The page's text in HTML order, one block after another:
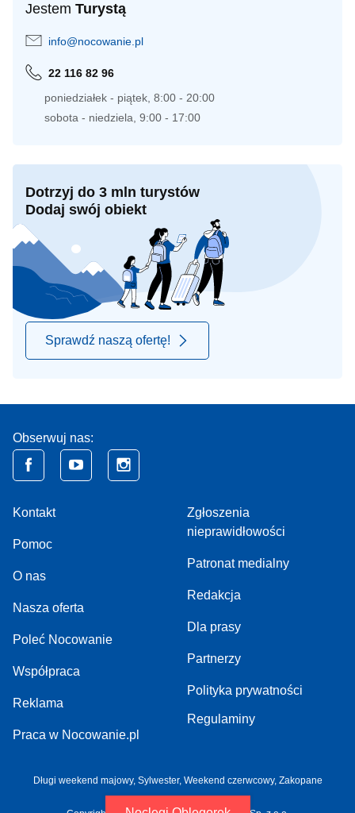
Jestem Turystą
info@nocowanie.pl
22 116 82 96
poniedziałek - piątek, 8:00 - 20:00
sobota - niedziela, 9:00 - 17:00
Dotrzyj do 3 mln turystów
Dodaj swój obiekt
Sprawdź naszą ofertę!
Obserwuj nas:
Kontakt
Pomoc
O nas
Nasza oferta
Poleć Nocowanie
Współpraca
Reklama
Praca w Nocowanie.pl
Zgłoszenia
nieprawidłowości
Patronat medialny
Redakcja
Dla prasy
Partnerzy
Polityka prywatności
Regulaminy
Długi weekend majowy, Sylwester, Weekend czerwcowy, Zakopane